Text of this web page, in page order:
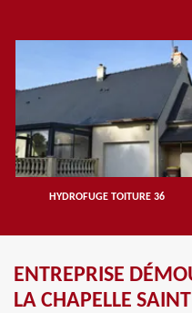
HYDROFUGE TOITURE 36
ENTREPRISE
LA CHAPELLE